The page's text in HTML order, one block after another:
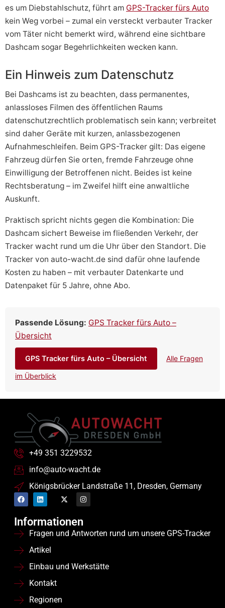
es um Diebstahlschutz, führt am GPS-Tracker fürs Auto
kein Weg vorbei – zumal ein versteckt verbauter Tracker
vom Täter nicht bemerkt wird, während eine sichtbare
Dashcam sogar Begehrlichkeiten wecken kann.
Ein Hinweis zum Datenschutz
Bei Dashcams ist zu beachten, dass permanentes,
anlassloses Filmen des öffentlichen Raums
datenschutzrechtlich problematisch sein kann; verbreitet
sind daher Geräte mit kurzen, anlassbezogenen
Aufnahmeschleifen. Beim GPS-Tracker gilt: Das eigene
Fahrzeug dürfen Sie orten, fremde Fahrzeuge ohne
Einwilligung der Betroffenen nicht. Beides ist keine
Rechtsberatung – im Zweifel hilft eine anwaltliche
Auskunft.
Praktisch spricht nichts gegen die Kombination: Die
Dashcam sichert Beweise im fließenden Verkehr, der
Tracker wacht rund um die Uhr über den Standort. Die
Tracker von auto-wacht.de sind dafür ohne laufende
Kosten zu haben – mit verbauter Datenkarte und
Datenpaket für 5 Jahre, ohne Abo.
Passende Lösung: GPS Tracker fürs Auto –
Übersicht
GPS Tracker fürs Auto – Übersicht Alle Fragen
im Überblick
+49 351 3229532
info@auto-wacht.de
Königsbrücker Landstraße 11, Dresden, Germany
Informationen
Fragen und Antworten rund um unsere GPS-Tracker
Artikel
Einbau und Werkstätte
Kontakt
Regionen